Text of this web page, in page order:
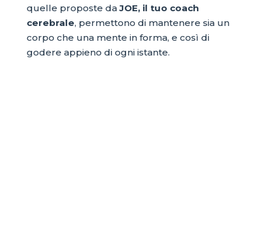
quelle proposte daJOE, il tuo coach
cerebrale, permettono di mantenere sia un
corpo che una mente in forma, e così di
godere appieno di ogni istante.